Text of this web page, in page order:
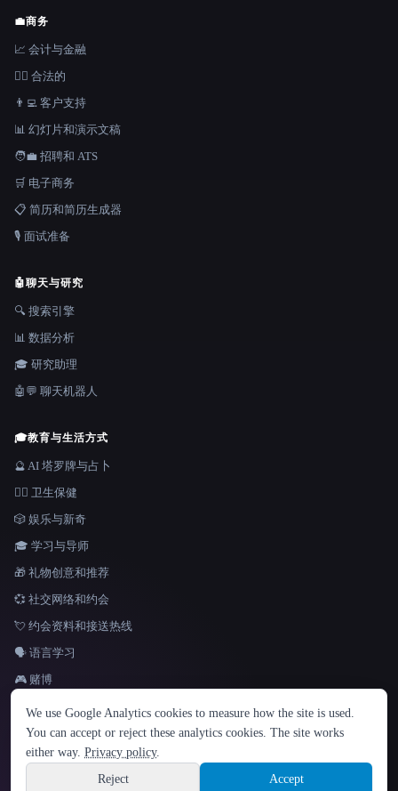
语言
English español Français Русский 简体中文
Hindi
💼商务
📈 会计与金融
👩‍⚖️ 合法的
👨‍💻 客户支持
📊 幻灯片和演示文稿
🧑‍💼 招聘和 ATS
🛒 电子商务
📋 简历和简历生成器
🎙️ 面试准备
🤖聊天与研究
🔍 搜索引擎
📊 数据分析
🎓 研究助理
🤖💬 聊天机器人
🎓教育与生活方式
🔮 AI 塔罗牌与占卜
👩‍⚕️ 卫生保健
🎲 娱乐与新奇
🎓 学习与导师
🎁 礼物创意和推荐
💞 社交网络和约会
💘 约会资料和接送热线
🗣️ 语言学习
🎮 赌博
Site information
© 2026 That AI Collection. 保留所有权利。
Built with Metatron ★
build de3d624c
We use Google Analytics cookies to measure how the site is used.
You can accept or reject these analytics cookies. The site works
either way. Privacy policy.
Reject
Accept